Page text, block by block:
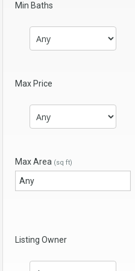
Min Baths
Max Price
Max Area (sq ft)
Listing Owner